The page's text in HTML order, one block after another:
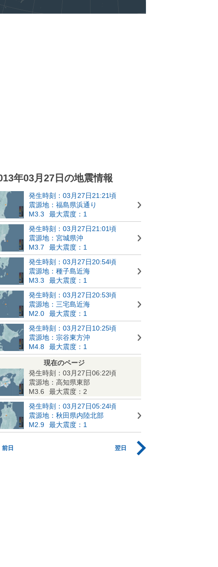
年03月27日の地震情報
発生時刻：03月27日21:21頃
震源地：福島県浜通り
M3.3
最大震度：1
発生時刻：03月27日21:01頃
震源地：宮城県沖
M3.7
最大震度：1
発生時刻：03月27日20:54頃
震源地：種子島近海
M3.3
最大震度：1
発生時刻：03月27日20:53頃
震源地：三宅島近海
M2.0
最大震度：1
発生時刻：03月27日10:25頃
震源地：宗谷東方沖
M4.8
最大震度：1
現在のページ
発生時刻：03月27日06:22頃
震源地：高知県東部
M3.6
最大震度：2
発生時刻：03月27日05:24頃
震源地：秋田県内陸北部
M2.9
最大震度：1
前日 翌日